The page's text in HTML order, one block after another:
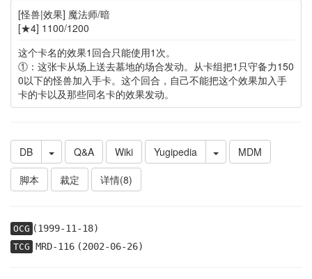
[怪兽|效果] 魔法师/暗
[★4] 1100/1200
这个卡名的效果1回合只能使用1次。
①：这张卡从场上送去墓地的场合发动。从卡组把1只守备力150
0以下的怪兽加入手卡。这个回合，自己不能把这个效果加入手
卡的卡以及那些同名卡的效果发动。
DB Q&A Wiki Yugipedia
MDM
脚本
裁定 详情(8)
OCG (1999-11-18)
TCG MRD-116(2002-06-26)